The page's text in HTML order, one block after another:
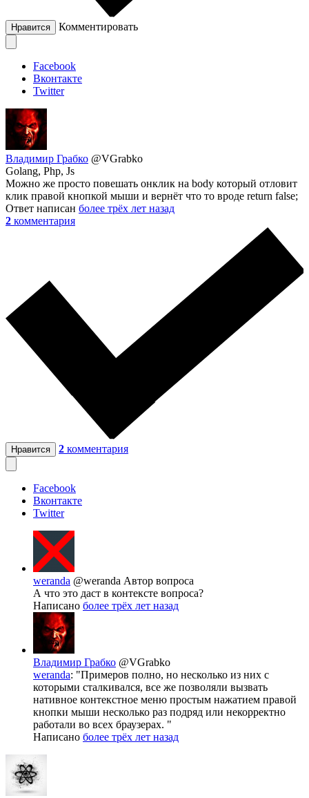
Нравится Комментировать
Facebook
Вконтакте
Twitter
Владимир Грабко @VGrabko
Golang, Php, Js
Можно же просто повешать онклик на body который отловит
клик правой кнопкой мыши и вернёт что то вроде return false;
Ответ написан более трёх лет назад
2 комментария
Нравится 2 комментария
Facebook
Вконтакте
Twitter
weranda @weranda Автор вопроса
А что это даст в контексте вопроса?
Написано более трёх лет назад
Владимир Грабко @VGrabko
weranda: "Примеров полно, но несколько из них с
которыми сталкивался, все же позволяли вызвать
нативное контекстное меню простым нажатием правой
кнопки мыши несколько раз подряд или некорректно
работали во всех браузерах. "
Написано более трёх лет назад